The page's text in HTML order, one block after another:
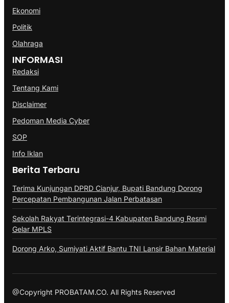
Ekonomi
Politik
Olahraga
INFORMASI
Redaksi
Tentang Kami
Disclaimer
Pedoman Media Cyber
SOP
Info Iklan
Berita Terbaru
Terima Kunjungan DPRD Cianjur, Bupati Bandung Dorong
Percepatan Pembangunan Jalan Perbatasan
Sekolah Rakyat Terintegrasi-4 Kabupaten Bandung Resmi
Gelar MPLS
Dorong Arko, Sumiyati Aktif Bantu TNI Lansir Bahan Material
@Copyright PROBATAM.CO. All Rights Reserved